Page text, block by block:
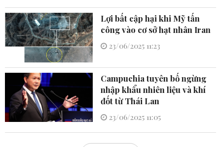
Lợi bất cập hại khi Mỹ tấn
công vào cơ sở hạt nhân Iran
23/06/2025 11:23
Campuchia tuyên bố ngừng
nhập khẩu nhiên liệu và khí
đốt từ Thái Lan
23/06/2025 11:05